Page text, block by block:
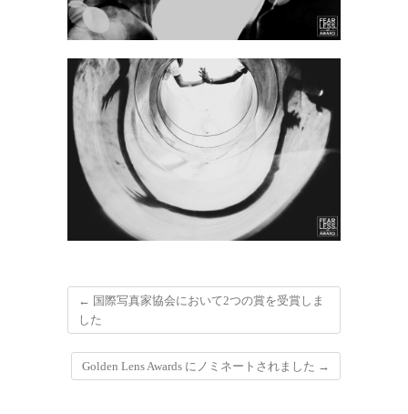
← 国際写真家協会において2つの賞を受賞しま
した
Golden Lens Awards にノミネートされました →